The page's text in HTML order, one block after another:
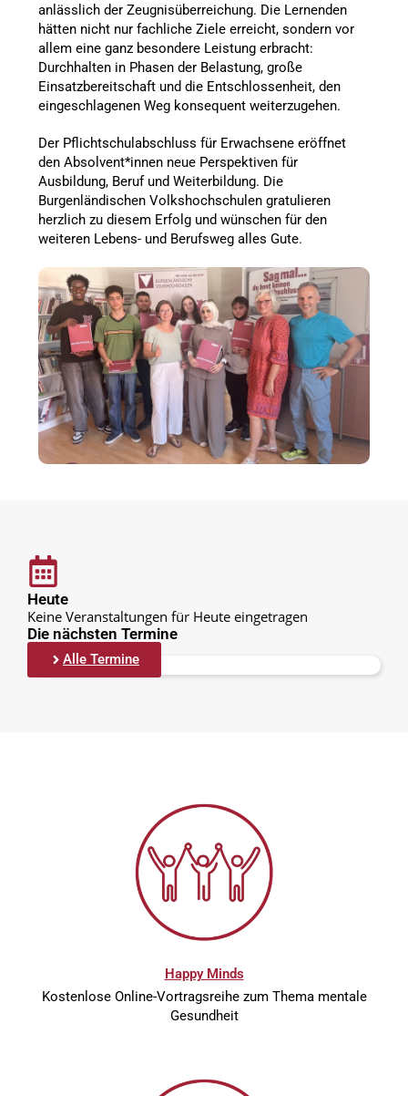
anlässlich der Zeugnisüberreichung. Die Lernenden
hätten nicht nur fachliche Ziele erreicht, sondern vor
allem eine ganz besondere Leistung erbracht:
Durchhalten in Phasen der Belastung, große
Einsatzbereitschaft und die Entschlossenheit, den
eingeschlagenen Weg konsequent weiterzugehen.
Der Pflichtschulabschluss für Erwachsene eröffnet
den Absolvent*innen neue Perspektiven für
Ausbildung, Beruf und Weiterbildung. Die
Burgenländischen Volkshochschulen gratulieren
herzlich zu diesem Erfolg und wünschen für den
weiteren Lebens- und Berufsweg alles Gute.
Heute
Keine Veranstaltungen für Heute eingetragen
Die nächsten Termine
Keine Einträge
Alle Termine
Happy Minds
Kostenlose Online-Vortragsreihe zum Thema mentale
Gesundheit